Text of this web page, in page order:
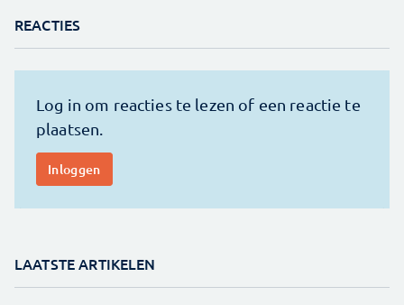
REACTIES
LAATSTE ARTIKELEN